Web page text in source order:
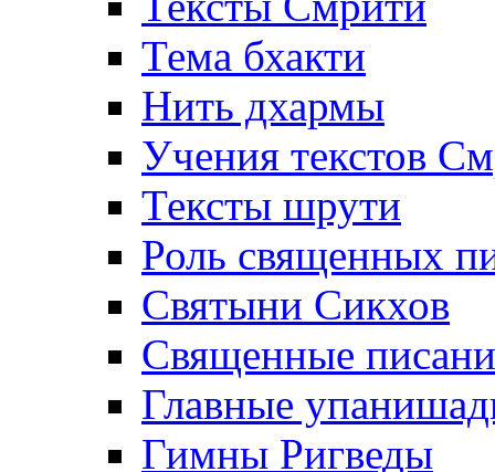
Тема бхакти
Нить дхармы
Учения текстов
Тексты шрути
Роль священных
Святыни Сикхов
Священные
Главные
Гимны Ригведы